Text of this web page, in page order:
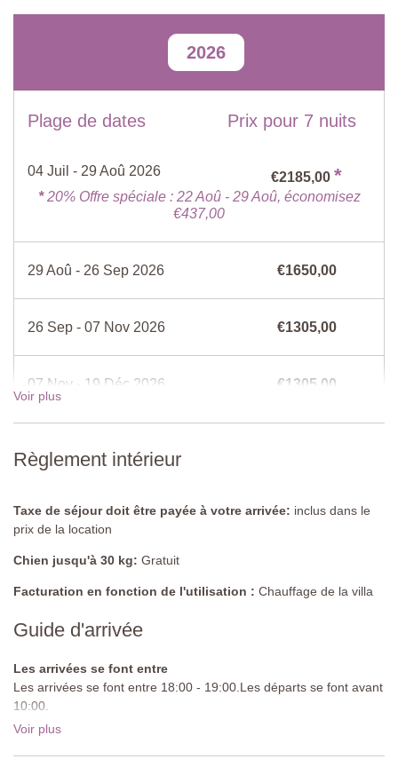
Meuble, coffre, table d’appoint, fauteuil, bureau et chaise.
Douche, lavabo, WC.
Buanderie
Entièrement équipée, table et chaises, vaisselier, cheminée.
Lit double, armoire, commode.
Lit double, armoire.
Salle de bain 2
Cuisine-salle à manger
Entièrement équipée, table et chaises, vaisselier, canapé, porte-
fenêtre à deux battants s’ouvrant sur le balcon.
Chambre 4
Douche, lavabo, WC.
Troisième étage
Salle de bain 4
Four
Four à micro ondes
Non fumeur
2026
Plage de dates Prix pour 7 nuits
04 Juil - 29 Aoû 2026 €2185,00*
*20% Offre spéciale : 22 Aoû - 29 Aoû, économisez
€437,00
29 Aoû - 26 Sep 2026 €1650,00
26 Sep - 07 Nov 2026 €1305,00
07 Nov - 19 Déc 2026 €1305,00
Voir plus
Règlement intérieur
Taxe de séjour doit être payée à votre arrivée: inclus dans le
prix de la location
Chien jusqu'à 30 kg: Gratuit
Facturation en fonction de l'utilisation : Chauffage de la villa
Guide d'arrivée
Les arrivées se font entre
Les arrivées se font entre 18:00 - 19:00.Les départs se font avant
10:00.
Route d'approche:
Voir plus